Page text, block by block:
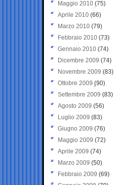
Maggio 2010 (75)
Aprile 2010 (66)
Marzo 2010 (79)
Febbraio 2010 (73)
Gennaio 2010 (74)
Dicembre 2009 (74)
Novembre 2009 (83)
Ottobre 2009 (90)
Settembre 2009 (83)
Agosto 2009 (56)
Luglio 2009 (83)
Giugno 2009 (76)
Maggio 2009 (72)
Aprile 2009 (74)
Marzo 2009 (50)
Febbraio 2009 (69)